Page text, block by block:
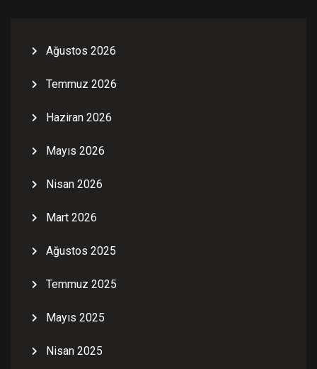
Ağustos 2026
Temmuz 2026
Haziran 2026
Mayıs 2026
Nisan 2026
Mart 2026
Ağustos 2025
Temmuz 2025
Mayıs 2025
Nisan 2025